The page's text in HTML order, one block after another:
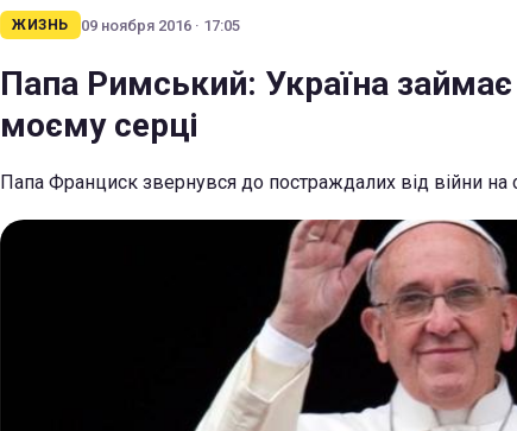
ЖИЗНЬ 09 ноября 2016 · 17:05
Папа Римський: Україна
моєму серці
Папа Франциск звернувся до постраждалих від війни на